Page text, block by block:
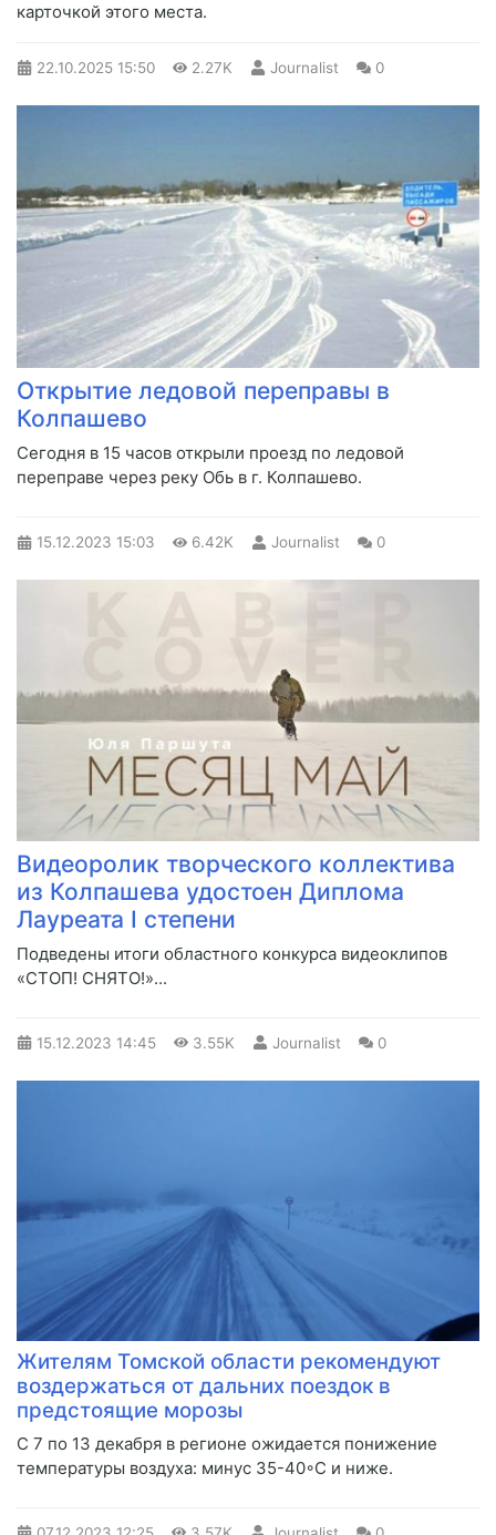
карточкой этого места.
22.10.2025 15:50 2.27K Journalist 0
Открытие ледовой переправы в
Колпашево
​Сегодня в 15 часов открыли проезд по ледовой
переправе через реку Обь в г. Колпашево.
15.12.2023 15:03 6.42K Journalist 0
Видеоролик творческого коллектива
из Колпашева удостоен Диплома
Лауреата I степени
​Подведены итоги областного конкурса видеоклипов
«СТОП! СНЯТО!»...
15.12.2023 14:45 3.55K Journalist 0
Жителям Томской области рекомендуют
воздержаться от дальних поездок в
предстоящие морозы
​С 7 по 13 декабря в регионе ожидается понижение
температуры воздуха: минус 35-40◦С и ниже.